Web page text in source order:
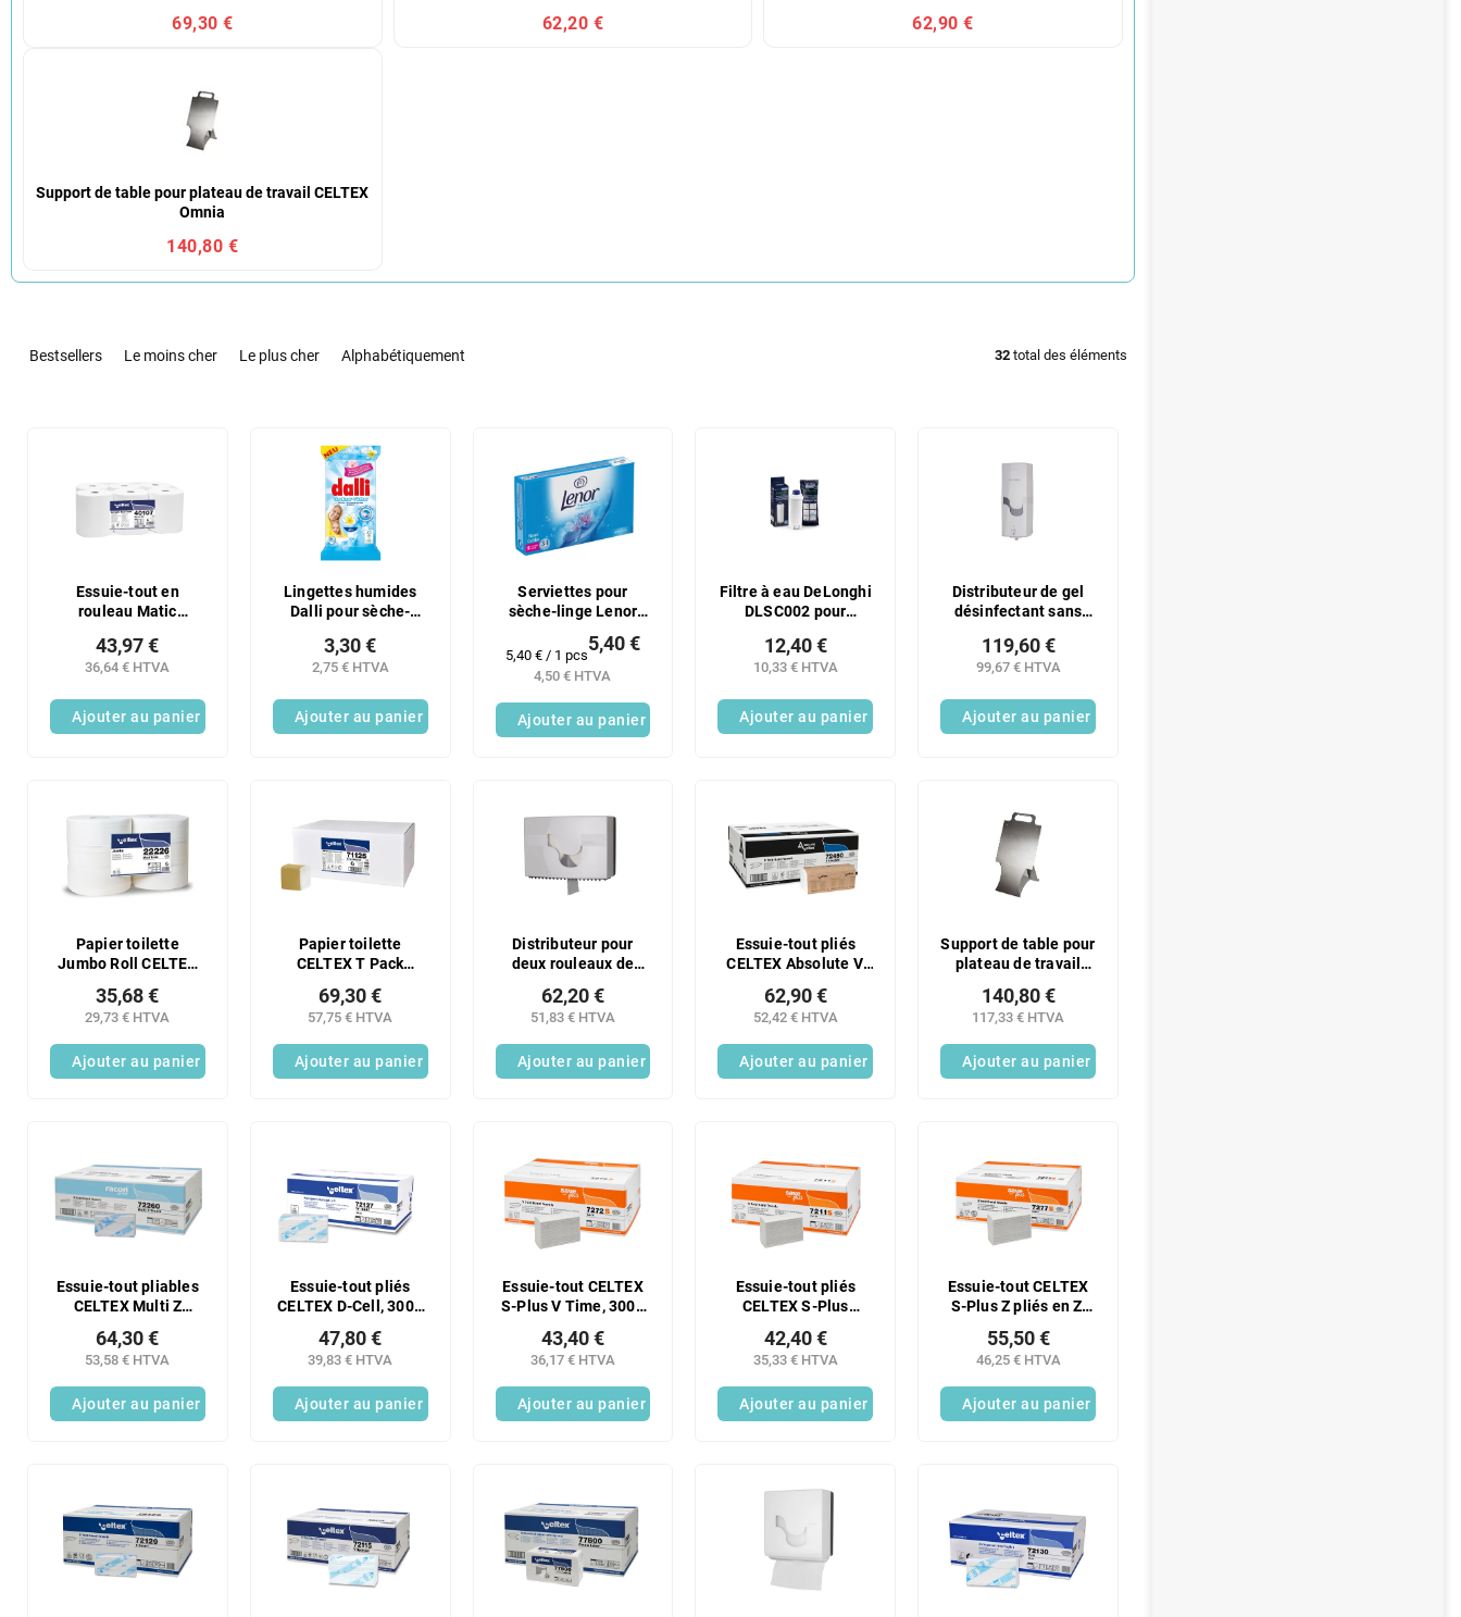
69,30 € 62,20 € 62,90 €
Support de table pour plateau de travail CELTEX
Omnia
140,80 €
Bestsellers Le moins cher Le plus cher Alphabétiquement 32 total des éléments
Essuie-tout en
rouleau Matic
blanc - 6 unités
36,64 € HTVA
43,97 €
Ajouter au panier
Lingettes humides
Dalli pour sèche-
2,75 € HTVA
3,30 €
Ajouter au panier
Serviettes pour
sèche-linge Lenor
4,50 € HTVA
5,40 €
Prix
5,40 € / 1 pcs
Ajouter au panier
Filtre à eau DeLonghi
DLSC002 pour
10,33 € HTVA
12,40 €
Ajouter au panier
Distributeur de gel
désinfectant sans
en plastique blanc
99,67 € HTVA
119,60 €
Ajouter au panier
Papier toilette
Jumbo Roll CELTEX
rouleaux
29,73 € HTVA
35,68 €
Ajouter au panier
Papier toilette
CELTEX T Pack
blanc - 1 rouleau
57,75 € HTVA
69,30 €
Ajouter au panier
Distributeur pour
deux rouleaux de
classiques CELTEX
Megamini blanc
51,83 € HTVA
62,20 €
Ajouter au panier
Essuie-tout pliés
CELTEX Absolute V,
2 plis
52,42 € HTVA
62,90 €
Ajouter au panier
Support de table pour
plateau de travail
117,33 € HTVA
140,80 €
Ajouter au panier
Essuie-tout pliables
CELTEX Multi Z
de 3060 feuilles
53,58 € HTVA
64,30 €
Ajouter au panier
Essuie-tout pliés
CELTEX D-Cell, 3000
39,83 € HTVA
47,80 €
Ajouter au panier
Essuie-tout CELTEX
S-Plus V Time, 3000
feuille
36,17 € HTVA
43,40 €
Ajouter au panier
Essuie-tout pliés
CELTEX S-Plus
pièces, 2 épaisseurs
35,33 € HTVA
42,40 €
Ajouter au panier
Essuie-tout CELTEX
S-Plus Z pliés en Z,
plis - 1 paquet
46,25 € HTVA
55,50 €
Ajouter au panier